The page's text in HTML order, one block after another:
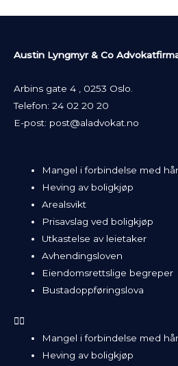
Austin Lyngmyr & Co
Arbins gate 4 , 0253 Oslo.
Telefon: 24 02 20 20
E-post: post@aladvokat.no
Mangel i forbindelse med
Heving av boligkjøp
Arealsvikt
Prisavslag ved boligkjøp
Utkastelse av leietaker
Avhendingsloven
Eiendomsrettslige begreper
Bustadoppføringslova
Mangel i forbindelse med
Heving av boligkjøp